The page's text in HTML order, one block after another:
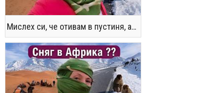
Мислех си, че отивам в пустиня, а се озовах в снега !! / Not the Morocco You Know